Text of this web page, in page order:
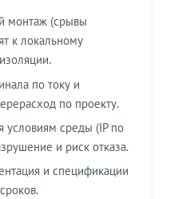
монтаж (срывы
к локальному
по току и
по проекту.
условиям среды (IP по
и риск отказа.
и спецификации